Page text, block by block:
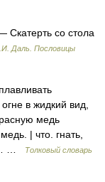
Скатерть со стола
Даль. Пословицы
в жидкий вид,
медь
| что. гнать,
…
Толковый словарь